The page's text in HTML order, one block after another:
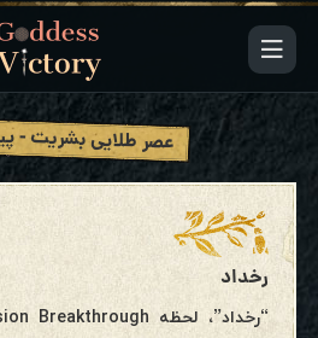
عصر طلایی بشریت -
رخداد